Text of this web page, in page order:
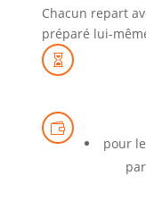
Chacun repart
préparé lui-


pour